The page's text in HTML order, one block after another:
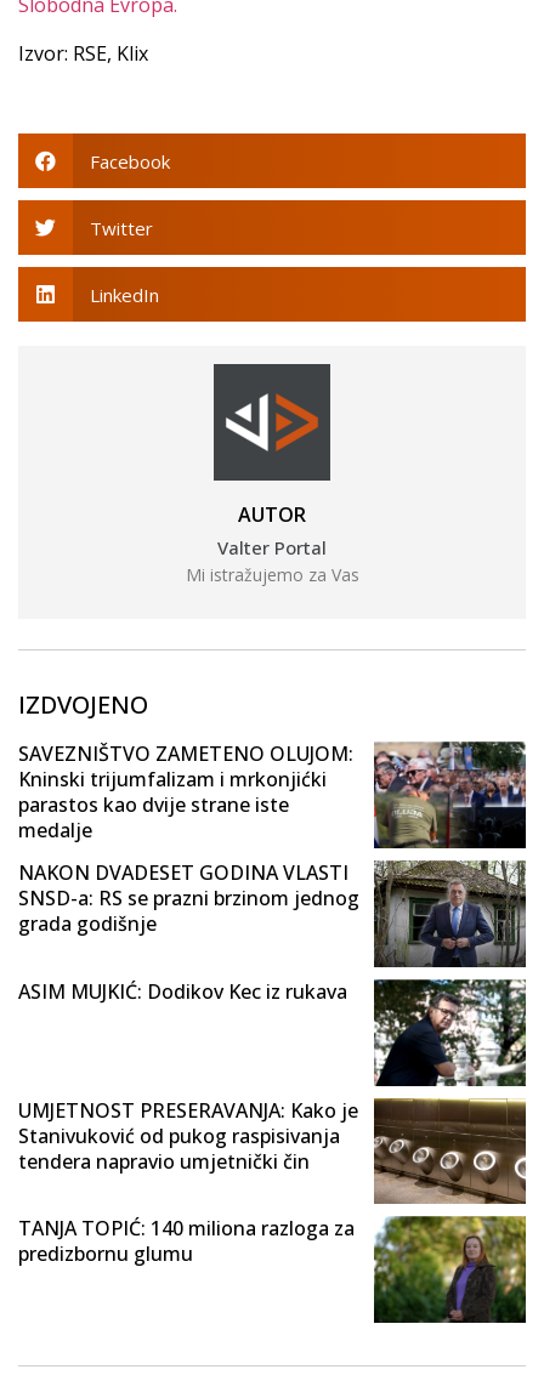
Izvor: RSE, Klix
Facebook
Twitter
LinkedIn
AUTOR
Valter Portal
Mi istražujemo za Vas
IZDVOJENO
SAVEZNIŠTVO ZAMETENO OLUJOM:
Kninski trijumfalizam i mrkonjićki
parastos kao dvije strane iste
medalje
NAKON DVADESET GODINA VLASTI
SNSD-a: RS se prazni brzinom jednog
grada godišnje
ASIM MUJKIĆ: Dodikov Kec iz rukava
UMJETNOST PRESERAVANJA: Kako je
Stanivuković od pukog raspisivanja
tendera napravio umjetnički čin
TANJA TOPIĆ: 140 miliona razloga za
predizbornu glumu